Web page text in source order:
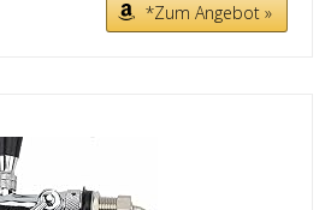
*Zum Angebot »